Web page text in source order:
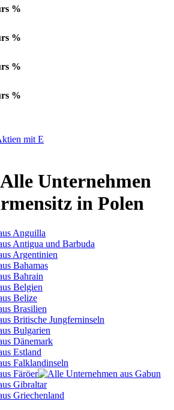
%
%
%
%
mit E
Unternehmen
in Polen